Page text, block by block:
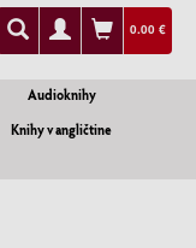
0.00 €
Audioknihy
Knihy v angličtine